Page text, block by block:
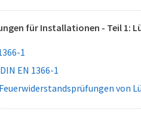
für Installationen - Teil 1:
1
EN 1366-1
von